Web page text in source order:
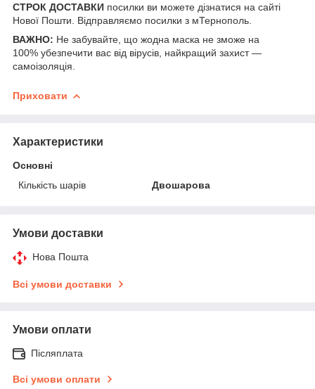
СТРОК ДОСТАВКИ посилки ви можете дізнатися на сайті
Нової Пошти . Відправляємо посилки з мТернополь.
ВАЖНО: Не забувайте, що жодна маска не зможе на
100% убезпечити вас від вірусів, найкращий захист —
самоізоляція.
Приховати
Характеристики
Основні
Кількість шарів
Двошарова
Умови доставки
Нова Пошта
Всі умови доставки
Умови оплати
Післяплата
Всі умови оплати